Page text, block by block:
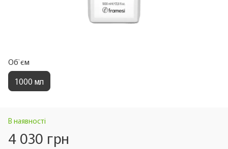
Об`єм
1000 мл
В наявності
4 030 грн